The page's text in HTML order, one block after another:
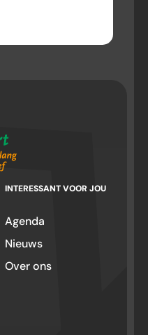
INTERESSANT VOOR JOU
Agenda
Nieuws
Over ons